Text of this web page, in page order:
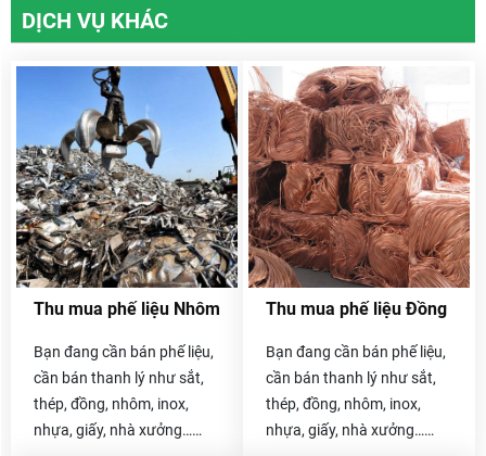
DỊCH VỤ KHÁC
Thu mua phế liệu Nhôm
Bạn đang cần bán phế liệu,
cần bán thanh lý như sắt,
thép, đồng, nhôm, inox,
nhựa, giấy, nhà xưởng…
Thu mua phế liệu Đồng
Bạn đang cần bán phế liệu,
cần bán thanh lý như sắt,
thép, đồng, nhôm, inox,
nhựa, giấy, nhà xưởng…